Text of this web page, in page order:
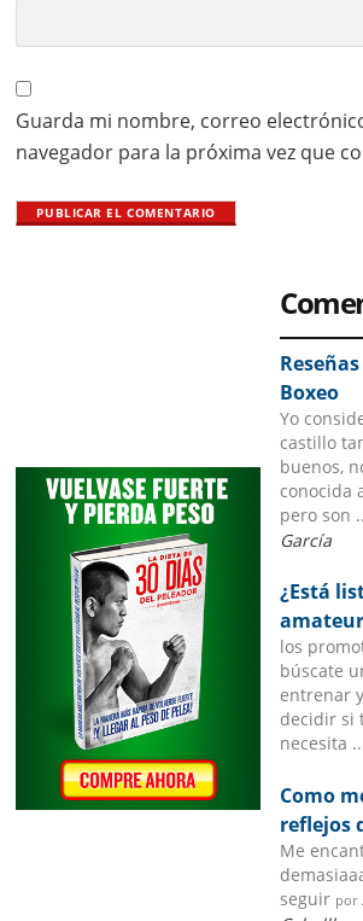
Guarda mi nombre, correo
navegador para la próxima vez que
Boxeo
Yo
castillo
buenos,
conocida
pero son
García
¿Está
los
búscate
entrenar
decidir si
necesita
Como
reflejos
Me
seguir por